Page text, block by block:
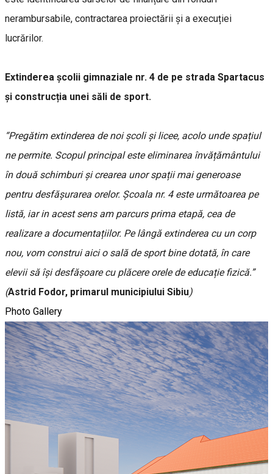
nerambursabile, contractarea proiectării și a execuției
lucrărilor.
Extinderea școlii gimnaziale nr. 4 de pe strada Spartacus
și construcția unei săli de sport.
“Pregătim extinderea de noi școli și licee, acolo unde spațiul
ne permite. Scopul principal este eliminarea învățământului
în două schimburi și crearea unor spații mai generoase
pentru desfășurarea orelor. Școala nr. 4 este următoarea pe
listă, iar in acest sens am parcurs prima etapă, cea de
realizare a documentațiilor. Pe lângă extinderea cu un corp
nou, vom construi aici o sală de sport bine dotată, în care
elevii să își desfășoare cu plăcere orele de educație fizică.”
(Astrid Fodor, primarul municipiului Sibiu)
Photo Gallery